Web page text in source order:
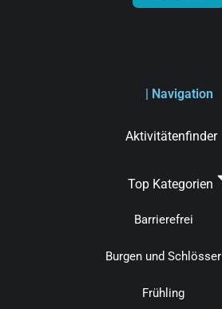
| Navigation
Aktivitätenfinder
Top Kategorien
Barrierefrei
Burgen und Schlösser
Frühling